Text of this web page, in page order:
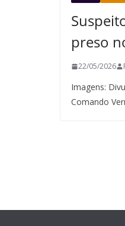
preso
22/05/2026
Imagens:
Comando